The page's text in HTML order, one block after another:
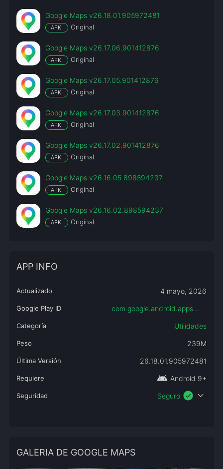
Google Maps v26.18.01.905972481
APK Original
Google Maps v26.17.06.901412876
APK Original
Google Maps v26.17.05.901412876
APK Original
Google Maps v26.17.03.901412876
APK Original
Google Maps v26.17.02.901412876
APK Original
Google Maps v26.16.05.898594237
APK Original
Google Maps v26.16.02.898594237
APK Original
APP INFO
Actualizado 4 mayo, 2026
Google Play ID com.google.android.apps.maps
Categoría Utilidades
Peso 239M
Última Versión 26.18.01.905972481
Requiere android Android 9+
Seguridad Seguro check_circle expand_more
GALERIA DE GOOGLE MAPS